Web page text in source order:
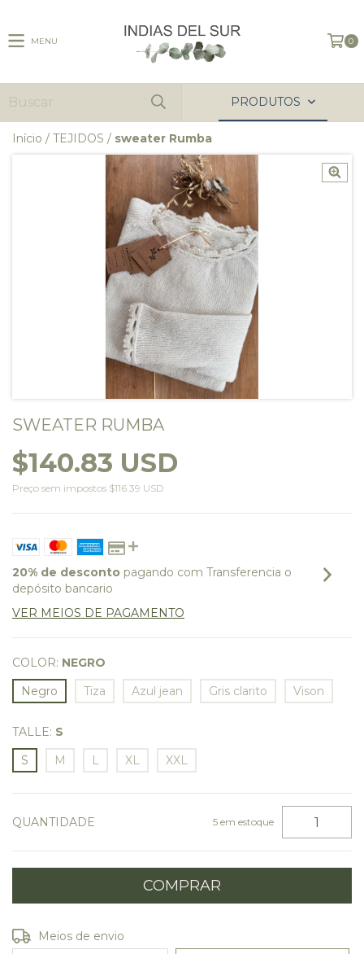
MENU 0
PRODUTOS
Início / TEJIDOS / sweater Rumba
SWEATER RUMBA
$140.83 USD
Preço sem impostos $116.39 USD
20% de desconto pagando com Transferencia o
depósito bancario
VER MEIOS DE PAGAMENTO
COLOR: NEGRO
Negro
Tiza Azul jean Gris clarito Vison
TALLE: S
S
M L XL XXL
QUANTIDADE 5 em estoque
Entregas para o CEP:
Meios de envio